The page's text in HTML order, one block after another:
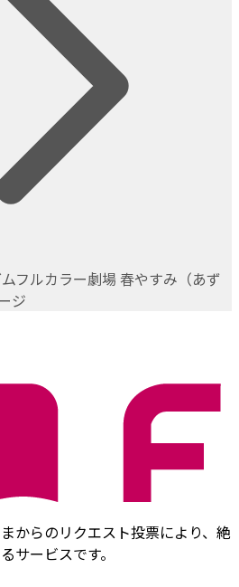
ムフルカラー劇場 春やすみ（あず
ジ
からのリクエスト投票により、絶
サービスです。